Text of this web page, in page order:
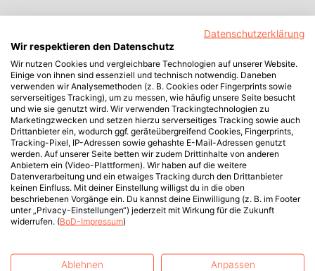
Datenschutzerklärung
Wir respektieren den Datenschutz
Wir nutzen Cookies und vergleichbare Technologien auf unserer Website.
Einige von ihnen sind essenziell und technisch notwendig. Daneben
verwenden wir Analysemethoden (z. B. Cookies oder Fingerprints sowie
serverseitiges Tracking), um zu messen, wie häufig unsere Seite besucht
und wie sie genutzt wird. Wir verwenden Trackingtechnologien zu
Marketingzwecken und setzen hierzu serverseitiges Tracking sowie auch
Drittanbieter ein, wodurch ggf. geräteübergreifend Cookies, Fingerprints,
Tracking-Pixel, IP-Adressen sowie gehashte E-Mail-Adressen genutzt
werden. Auf unserer Seite betten wir zudem Drittinhalte von anderen
Anbietern ein (Video-Plattformen). Wir haben auf die weitere
Datenverarbeitung und ein etwaiges Tracking durch den Drittanbieter
keinen Einfluss. Mit deiner Einstellung willigst du in die oben
beschriebenen Vorgänge ein. Du kannst deine Einwilligung (z. B. im Footer
unter „Privacy-Einstellungen“) jederzeit mit Wirkung für die Zukunft
widerrufen. (BoD-Impressum)
Ablehnen Anpassen